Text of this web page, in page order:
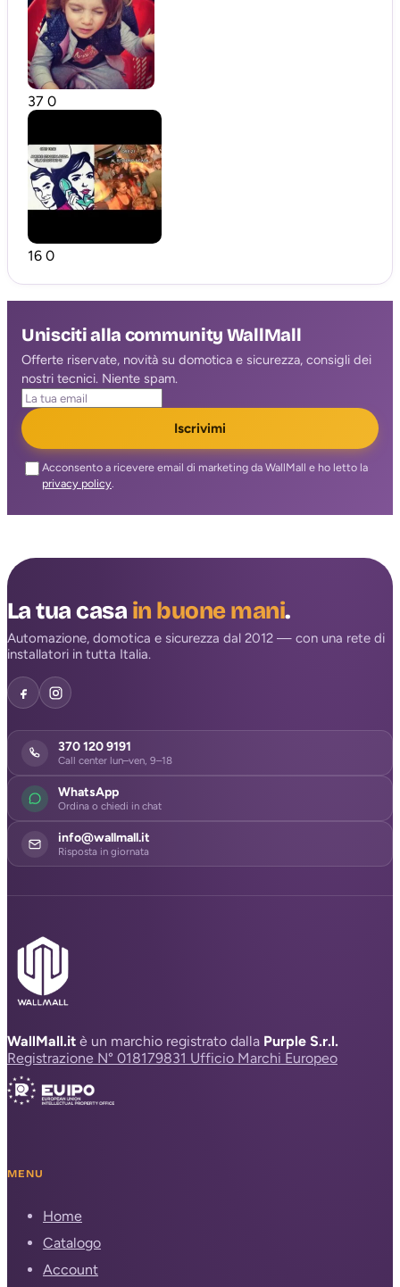
37 0
16 0
Unisciti alla community WallMall
Offerte riservate, novità su domotica e sicurezza, consigli dei
nostri tecnici. Niente spam.
Iscrivimi
Acconsento a ricevere email di marketing da WallMall e ho letto la
privacy policy.
La tua casain buone mani.
Automazione, domotica e sicurezza dal 2012 — con una rete di
installatori in tutta Italia.
370 120 9191
Call center lun–ven, 9–18
WhatsApp
Ordina o chiedi in chat
info@wallmall.it
Risposta in giornata
WallMall.it è un marchio registrato dalla Purple S.r.l.
Registrazione N° 018179831 Ufficio Marchi Europeo
MENU
Home
Catalogo
Account